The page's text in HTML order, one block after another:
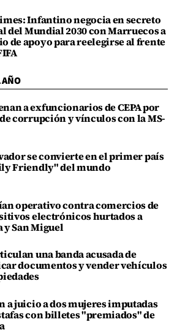
Infantino negocia en secreto
del Mundial 2030 con Marruecos a
de apoyo para reelegirse al frente
AÑO
a exfuncionarios de CEPA por
corrupción y vínculos con la MS-
se convierte en el primer país
Friendly" del mundo
operativo contra comercios de
electrónicos hurtados a
y San Miguel
una banda acusada de
documentos y vender vehículos
a juicio a dos mujeres imputadas
con billetes "premiados" de